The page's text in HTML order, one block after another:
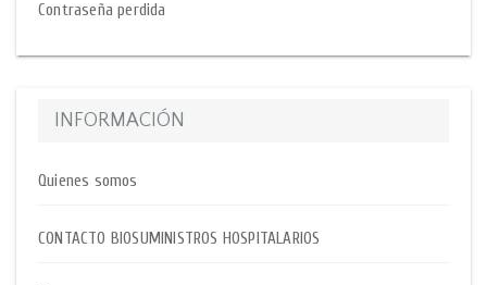
Contraseña perdida
INFORMACIÓN
Quienes somos
CONTACTO BIOSUMINISTROS HOSPITALARIOS